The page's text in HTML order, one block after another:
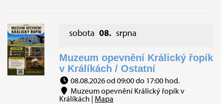
sobota 08. srpna
Muzeum opevnění Králický řopík
v Králíkách / Ostatní
08.08.2026 od 09:00 do 17:00 hod.
Muzeum opevnění Králický řopík v
Králíkách | Mapa